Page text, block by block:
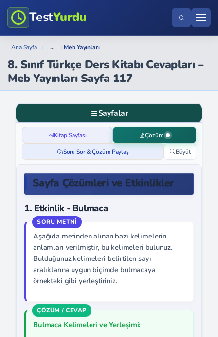
TestYurdu
Ana Sayfa › ... › Meb Yayınları
8. Sınıf Türkçe Ders Kitabı Cevapları –
Meb Yayınları Sayfa 117
Sayfalar
Kitap Sayfası Çözüm
Soru Sor & Çözüm Paylaş Büyüt
Sayfa Çözümleri ve Etkinlikler
1. Etkinlik - Bulmaca
Aşağıda metinden alınan bazı kelimelerin
anlamları verilmiştir, bu kelimeleri bulunuz.
Bulduğunuz kelimeleri belirtilen sayı
aralıklarına uygun biçimde bulmacaya
örnekteki gibi yerleştiriniz.
Bulmaca Kelimeleri ve Yerleşimi: